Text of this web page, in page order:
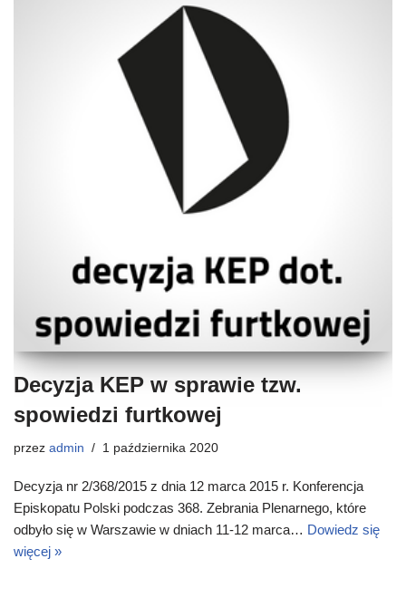
Decyzja KEP w sprawie tzw.
spowiedzi furtkowej
przez admin 1 października 2020
Decyzja nr 2/368/2015 z dnia 12 marca 2015 r. Konferencja
Episkopatu Polski podczas 368. Zebrania Plenarnego, które
odbyło się w Warszawie w dniach 11-12 marca… Dowiedz się
więcej »